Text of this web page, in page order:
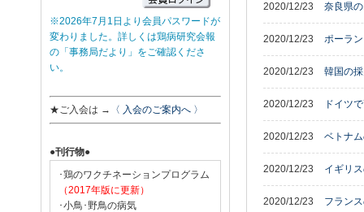
2020/12/23 奈良県
2020/12/23 ポーラ
2020/12/23 韓国の
2020/12/23 ドイツ
2020/12/23 ベトナ
2020/12/23 イギリ
2020/12/23 フラン
※2026年7月1日より会員パスワードが
変わりました。詳しくは鶏病研究会報
の「事務局だより」をご確認くださ
い。
★ご入会は → 〈 入会のご案内へ 〉
●刊行物●
･鶏のワクチネーションプログラム
（2017年版に更新）
･小鳥･野鳥の病気